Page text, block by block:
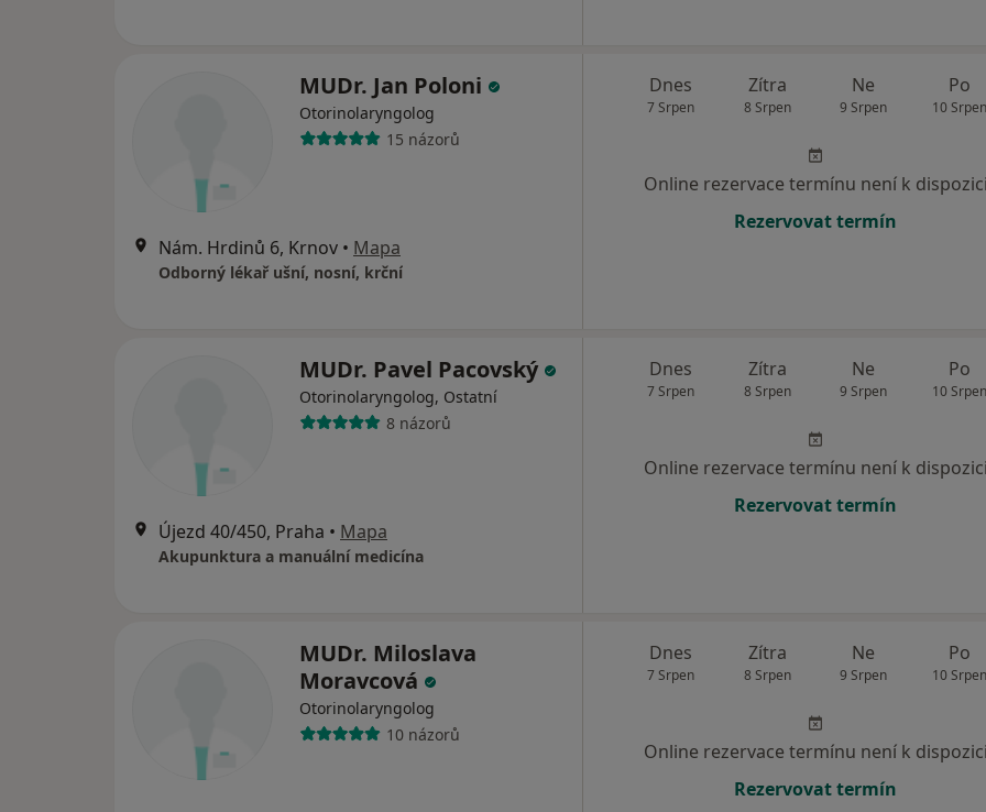
MUDr. Jan Poloni
Otorinolaryngolog
15 názorů
Nám. Hrdinů 6, Krnov • Mapa
Odborný lékař ušní, nosní, krční
Dnes
7 Srpen
Zítra
8 Srpen
Ne
9 Srpen
Po
10 Srpen
Online rezervace termínu není k dispozici
Rezervovat termín
MUDr. Pavel Pacovský
Otorinolaryngolog, Ostatní
8 názorů
Újezd 40/450, Praha • Mapa
Akupunktura a manuální medicína
Dnes
7 Srpen
Zítra
8 Srpen
Ne
9 Srpen
Po
10 Srpen
Online rezervace termínu není k dispozici
Rezervovat termín
MUDr. Miloslava
Moravcová
Otorinolaryngolog
10 názorů
Dnes
7 Srpen
Zítra
8 Srpen
Ne
9 Srpen
Po
10 Srpen
Online rezervace termínu není k dispozici
Rezervovat termín